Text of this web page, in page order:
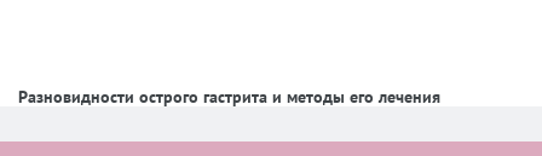
Разновидности острого гастрита и методы его лечения